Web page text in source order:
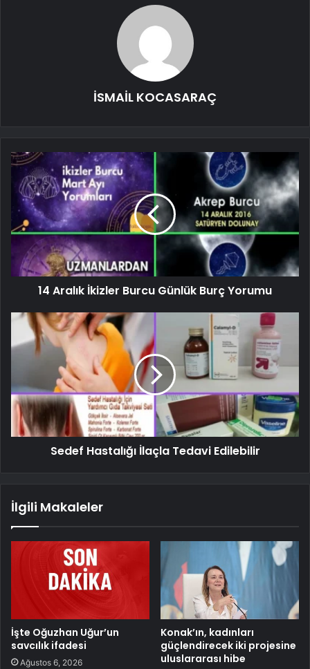
İSMAİL KOCASARAÇ
14 Aralık İkizler Burcu Günlük Burç Yorumu
Sedef Hastalığı İlaçla Tedavi Edilebilir
İlgili Makaleler
İşte Oğuzhan Uğur’un
savcılık ifadesi
Ağustos 6, 2026
Konak’ın, kadınları
güçlendirecek iki projesine
uluslararası hibe